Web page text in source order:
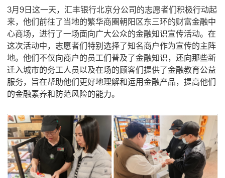
3月9日这一天，汇丰银行北京分公司的志愿者们积极行动起
来，他们前往了当地的繁华商圈朝阳区东三环的财富金融中
心商场，进行了一场面向广大公众的金融知识宣传活动。在
这次活动中，志愿者们特别选择了知名商户作为宣传的主阵
地。他们不仅向商户的员工们普及了金融知识，还向那些新
迁入城市的务工人员以及在场的顾客们提供了金融教育公益
服务，旨在帮助他们更好地理解和运用金融产品，提高他们
的金融素养和防范风险的能力。